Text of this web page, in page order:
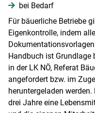
bei Bedarf
Für bäuerliche Betriebe
Eigenkontrolle, indem
Handbuch ist Grundlage
in der LK NÖ, Referat
angefordert bzw. im
heruntergeladen
drei Jahre eine